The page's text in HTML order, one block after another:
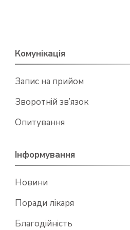
Комунікація
Запис на прийом
Зворотній зв’язок
Опитування
Інформування
Новини
Поради лікаря
Благодійність